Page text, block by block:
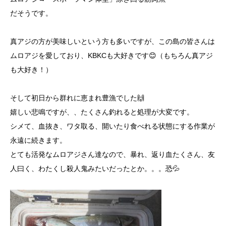
だそうです。
真アジの方が美味しいという方も多いですが、この島の皆さんは
ムロアジを愛しており、KBKCも大好きです😊（もちろん真アジ
も大好き！）
そして初日から群れに恵まれ豊漁でした🙌
嬉しい悲鳴ですが、、たくさん釣れると処理が大変です。
シメて、血抜き、ワタ取る、開いたり食べれる状態にする作業が
永遠に続きます。
とても活発なムロアジさん達なので、暴れ、返り血たくさん、友
人曰く、わたくし殺人鬼みたいだったとか。。。恐💦